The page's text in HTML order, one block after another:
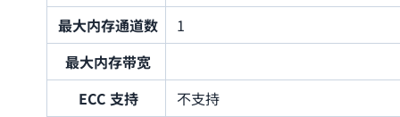
最大内存通道数
1
最大内存带宽
ECC 支持
不支持